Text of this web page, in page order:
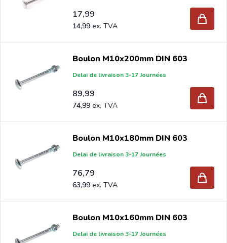
17,99
14,99
Boulon M10x200mm DIN 603
Delai de livraison 3-17 Journées
89,99
74,99
Boulon M10x180mm DIN 603
Delai de livraison 3-17 Journées
76,79
63,99
Boulon M10x160mm DIN 603
Delai de livraison 3-17 Journées